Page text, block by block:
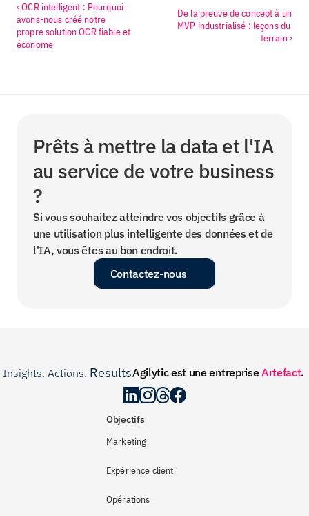
‹ OCR intelligent : Pourquoi
avons-nous créé notre
propre solution OCR fiable et
économe
De la preuve de concept à un
MVP industrialisé : leçons du
terrain ›
Prêts à mettre la data et l'IA
au service de votre business
?
Si vous souhaitez atteindre vos objectifs grâce à
une utilisation plus intelligente des données et de
l'IA, vous êtes au bon endroit.
Contactez-nous
Insights. Actions. Results.Agilytic est une entreprise Artefact.
Objectifs
Marketing
Expérience client
Opérations